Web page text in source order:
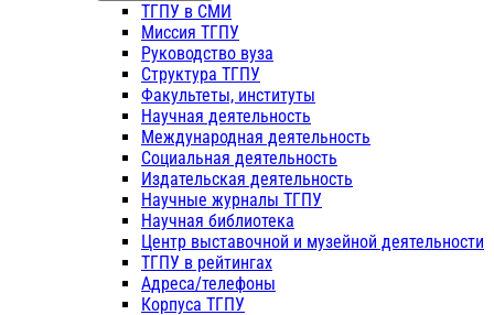
ТГПУ в СМИ
Миссия ТГПУ
Руководство вуза
Структура ТГПУ
Факультеты, институты
Научная деятельность
Международная деятельность
Социальная деятельность
Издательская деятельность
Научные журналы ТГПУ
Научная библиотека
Центр выставочной и музейной деятельности
ТГПУ в рейтингах
Адреса/телефоны
Корпуса ТГПУ